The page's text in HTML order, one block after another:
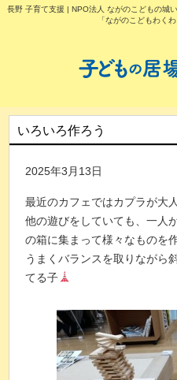
長野 子育て支援 | NPO法人 ながのこどもの城
「ながのこどもわくわ
いろいろ作ろう
2025年3月13日
最近のカフェではカプラが大
他の遊びをしていても、一人
の箱に集まって様々なものを
うまくバランスを取りながら
てる子